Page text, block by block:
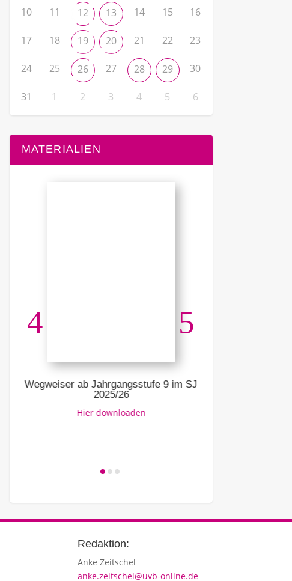
10 11 12 13 14 15 16
17 18 19 20 21 22 23
24 25 26 27 28 29 30
31 1 2 3 4 5 6
MATERIALIEN
Wegweiser ab Jahrgangsstufe 9 im SJ
2025/26
Hier downloaden
Redaktion:
Anke Zeitschel
anke.zeitschel@uvb-online.de